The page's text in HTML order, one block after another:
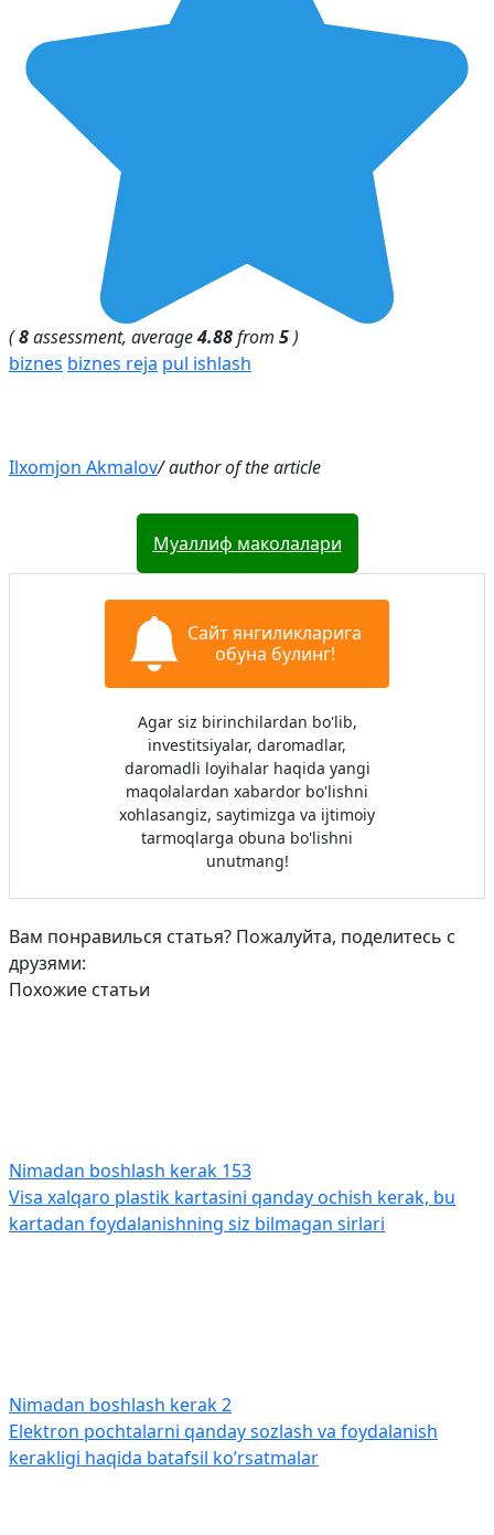
(8assessment, average4.88from 5)
biznes biznes reja pul ishlash
Ilxomjon Akmalov/ author of the article
Муаллиф маколалари
Сайт янгиликларига
обуна булинг!
Agar siz birinchilardan bo'lib,
investitsiyalar, daromadlar,
daromadli loyihalar haqida yangi
maqolalardan xabardor bo'lishni
xohlasangiz, saytimizga va ijtimoiy
tarmoqlarga obuna bo'lishni
unutmang!
Вам понравилься статья? Пожалуйта, поделитесь с
друзями:
Похожие статьи
Nimadan boshlash kerak 153
Visa xalqaro plastik kartasini qanday ochish kerak, bu
kartadan foydalanishning siz bilmagan sirlari
Nimadan boshlash kerak2
Elektron pochtalarni qanday sozlash va foydalanish
kerakligi haqida batafsil ko’rsatmalar